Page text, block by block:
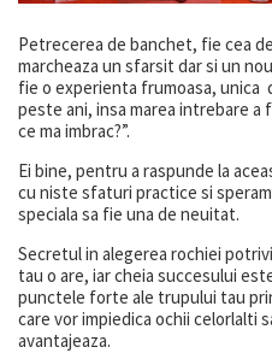
Petrecerea de banchet, fie cea
marcheaza un sfarsit dar si un
fie o experienta frumoasa, unica
peste ani, insa marea intrebare a
ce ma imbrac?”.
Ei bine, pentru a raspunde la
cu niste sfaturi practice si
speciala sa fie una de neuitat.
Secretul in alegerea rochiei
tau o are, iar cheia succesului
punctele forte ale trupului tau
care vor impiedica ochii celorlalti
avantajeaza.